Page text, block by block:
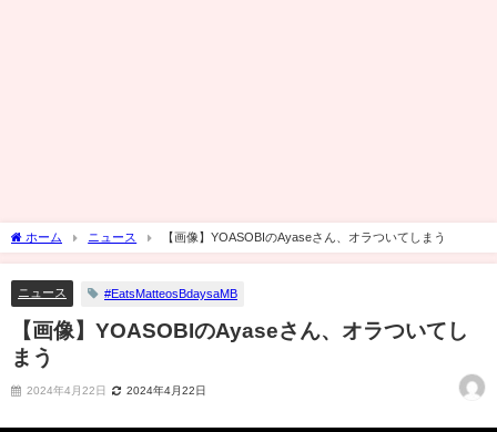
ホーム ニュース 【画像】YOASOBIのAyaseさん、オラついてしまう
ニュース #EatsMatteosBdaysaMB
【画像】YOASOBIのAyaseさん、オラついてし
まう
2024年4月22日 2024年4月22日